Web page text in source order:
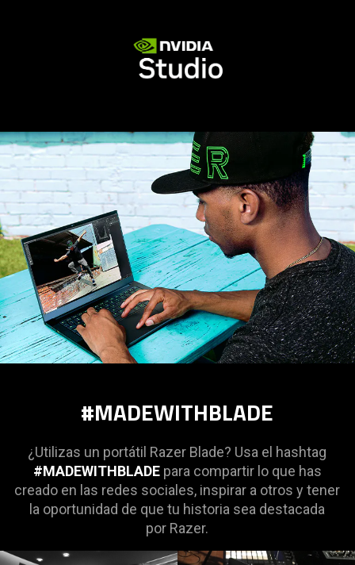
#MADEWITHBLADE
¿Utilizas un portátil Razer Blade? Usa el hashtag
#MADEWITHBLADEpara compartir lo que has
creado en las redes sociales, inspirar a otros y tener
la oportunidad de que tu historia sea destacada
por Razer.